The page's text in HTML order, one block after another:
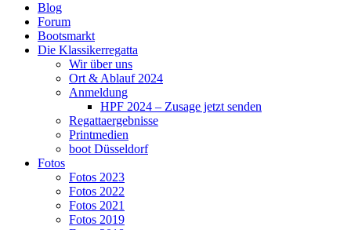
Blog
Forum
Bootsmarkt
Die Klassikerregatta
Wir über uns
Ort & Ablauf 2024
Anmeldung
HPF 2024 – Zusage jetzt senden
Regattaergebnisse
Printmedien
boot Düsseldorf
Fotos
Fotos 2023
Fotos 2022
Fotos 2021
Fotos 2019